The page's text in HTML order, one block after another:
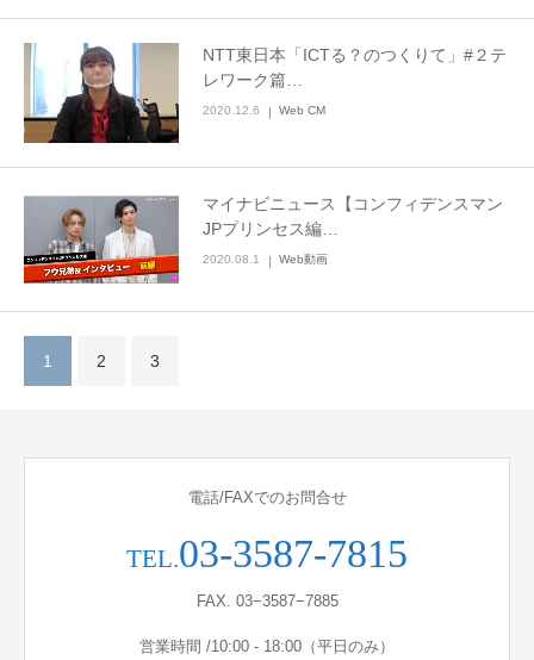
NTT東日本「ICTる？のつくりて」#２テ
レワーク篇…
2020.12.6 Web CM
マイナビニュース【コンフィデンスマン
JPプリンセス編…
2020.08.1 Web動画
1 2 3
電話/FAXでのお問合せ
TEL.03-3587-7815
FAX. 03−3587−7885
営業時間 /10:00 - 18:00（平日のみ）